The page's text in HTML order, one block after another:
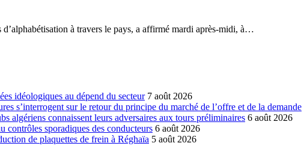
à travers le pays, a affirmé mardi après-midi, à…
idéologiques au dépend du secteur 7 août 2026
s’interrogent sur le retour du principe du marché de l’offre et de la demande
algériens connaissent leurs adversaires aux tours préliminaires 6 août 2026
contrôles sporadiques des conducteurs 6 août 2026
de plaquettes de frein à Réghaïa 5 août 2026